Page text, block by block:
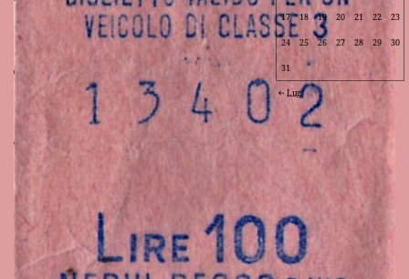
17 18 19 20 21 22 23
24 25 26 27 28 29 30
31
Lug